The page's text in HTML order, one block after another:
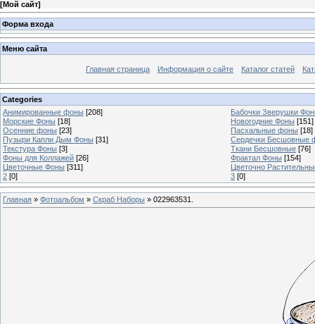
[Мой сайт]
Форма входа
Меню сайта
Главная страница Информация о сайте Каталог статей
Categories
Анимированные фоны [208]
Бабочки Зверушки
Морские Фоны [18] Новогодние Фоны [151]
Осенние фоны [23] Пасхальные фоны [18]
Пузыри Капли Дым Фоны [31]
Сердечки Бесшовные
Текстура Фоны [3] Ткани Бесшовные [76]
Фоны для Коллажей [26] Фрактал Фоны [154]
Цветочные Фоны [311]
Цветочно
2 [0] 3 [0]
Главная » Фотоальбом » Скраб Наборы » 022963531.